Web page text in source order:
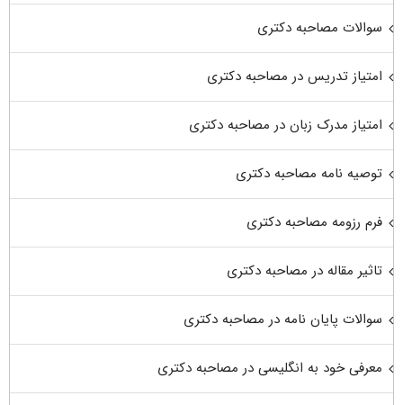
سوالات مصاحبه دکتری
امتیاز تدریس در مصاحبه دکتری
امتیاز مدرک زبان در مصاحبه دکتری
توصیه نامه مصاحبه دکتری
فرم رزومه مصاحبه دکتری
تاثیر مقاله در مصاحبه دکتری
سوالات پایان نامه در مصاحبه دکتری
معرفی خود به انگلیسی در مصاحبه دکتری